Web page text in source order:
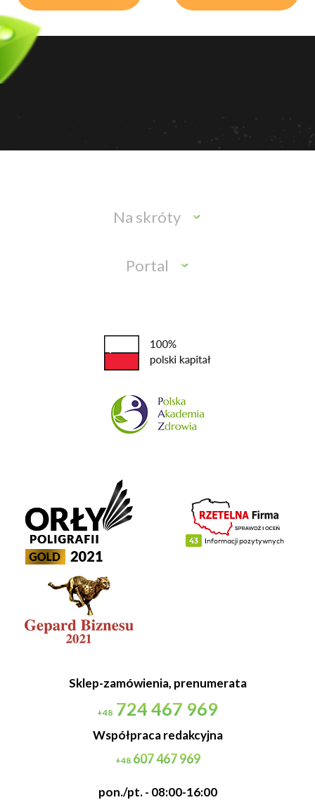
Na skróty
Portal
Sklep-zamówienia, prenumerata
+48 724 467 969
Współpraca redakcyjna
+48607 467 969
pon./pt. - 08:00-16:00